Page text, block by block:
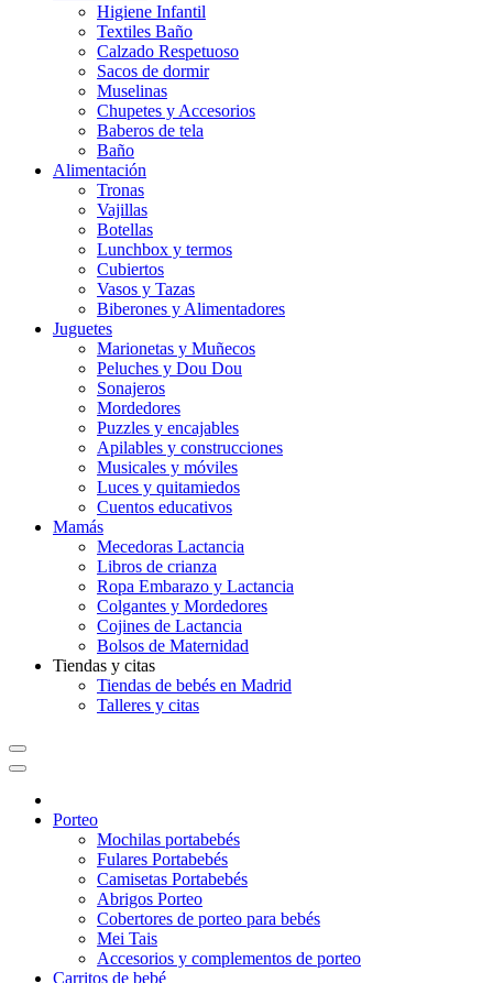
Higiene Infantil
Textiles Baño
Calzado Respetuoso
Sacos de dormir
Muselinas
Chupetes y Accesorios
Baberos de tela
Baño
Alimentación
Tronas
Vajillas
Botellas
Lunchbox y termos
Cubiertos
Vasos y Tazas
Biberones y Alimentadores
Juguetes
Marionetas y Muñecos
Peluches y Dou Dou
Sonajeros
Mordedores
Puzzles y encajables
Apilables y construcciones
Musicales y móviles
Luces y quitamiedos
Cuentos educativos
Mamás
Mecedoras Lactancia
Libros de crianza
Ropa Embarazo y Lactancia
Colgantes y Mordedores
Cojines de Lactancia
Bolsos de Maternidad
Tiendas y citas
Tiendas de bebés en Madrid
Talleres y citas
Porteo
Mochilas portabebés
Fulares Portabebés
Camisetas Portabebés
Abrigos Porteo
Cobertores de porteo para bebés
Mei Tais
Accesorios y complementos de porteo
Carritos de bebé